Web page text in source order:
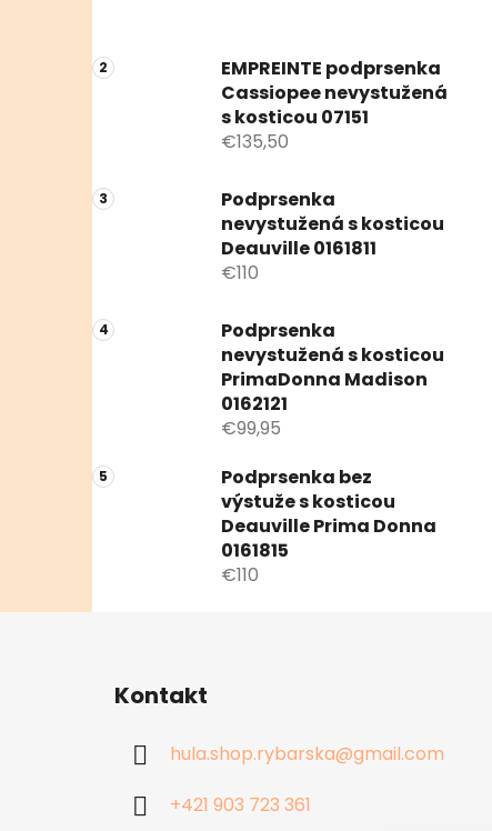
EMPREINTE podprsenka
Cassiopee nevystužená
s kosticou 07151
€135,50
Podprsenka
nevystužená s kosticou
Deauville 0161811
€110
Podprsenka
nevystužená s kosticou
PrimaDonna Madison
0162121
€99,95
Podprsenka bez
výstuže s kosticou
Deauville Prima Donna
0161815
€110
Kontakt
hula.shop.rybarska@gmail.com
+421 903 723 361